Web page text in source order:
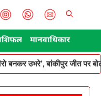
मानवाधिकार
बनकर उभरे’, बांकीपुर जीत पर